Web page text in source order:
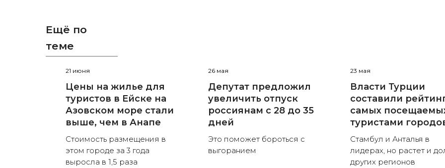
Ещё по
теме
21 июня
Цены на жилье для
туристов в Ейске на
Азовском море стали
выше, чем в Анапе
Стоимость размещения в
этом городе за 3 года
выросла в 1,5 раза
26 мая
Депутат предложил
увеличить отпуск
россиянам с 28 до 35
дней
Это поможет бороться с
выгоранием
23 мая
Власти Турции
составили
самых
туристами
Стамбул и Анталья в
лидерах, но растет и
других регионов